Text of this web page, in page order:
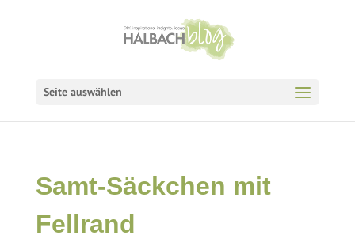
Seite auswählen
Samt-Säckchen mit
Fellrand